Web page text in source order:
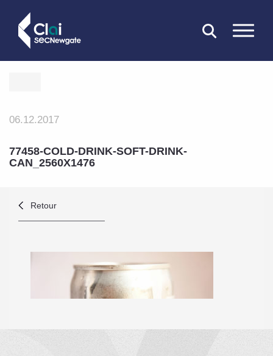
FERMER
06.12.2017
77458-COLD-DRINK-SOFT-DRINK-
CAN_2560X1476
Retour